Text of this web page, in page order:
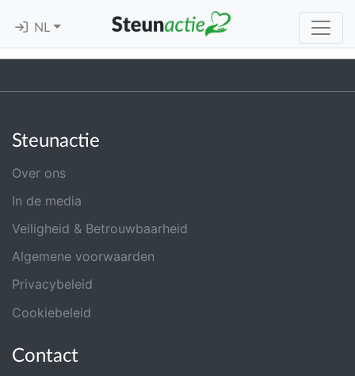
NL
Steunactie
Over ons
In de media
Veiligheid & Betrouwbaarheid
Algemene voorwaarden
Privacybeleid
Cookiebeleid
Contact